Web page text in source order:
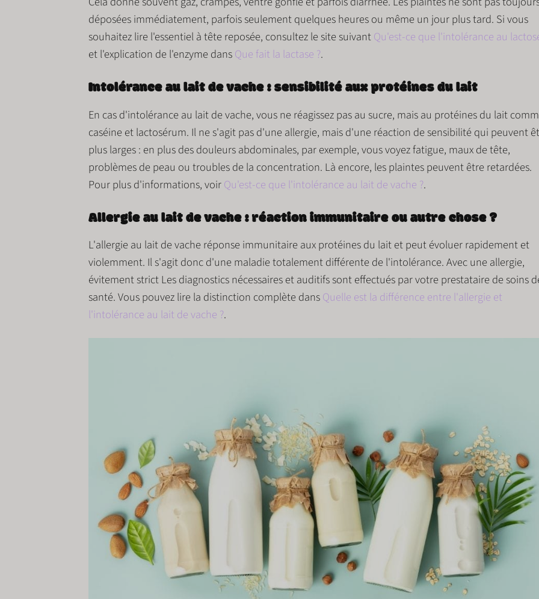
déposées immédiatement, parfois seulement quelques heures ou même un jour plus tard. Si vous
souhaitez lire l'essentiel à tête reposée, consultez le site suivantQu'est-ce que l'intolérance au
et l'explication de l'enzyme dansQue fait la lactase ?.
Intolérance au lait de vache : sensibilité aux protéines du lait
En cas d'intolérance au lait de vache, vous ne réagissez pas au sucre, mais au protéines du lait
caséineetlactosérum. Il ne s'agit pas d'une allergie, mais d'uneréaction de sensibilitéqui peuvent
plus larges : en plus des douleurs abdominales, par exemple, vous voyezfatigue, maux de tête,
problèmes de peau ou troubles de la concentration. Là encore, les plaintes peuvent être retardées.
Pour plus d'informations, voirQu'est-ce que l'intolérance au lait de vache ?.
Allergie au lait de vache : réaction immunitaire ou autre chose ?
L'allergie au lait de vacheréponse immunitaireaux protéines du lait et peut évoluer rapidement et
violemment. Il s'agit donc d'une maladie totalement différente de l'intolérance. Avec une allergie,
évitement strictLes diagnostics nécessaires et auditifs sont effectués par votre prestataire de soins
santé. Vous pouvez lire la distinction complète dansQuelle est la différence entre l'allergie et
l'intolérance au lait de vache ?.